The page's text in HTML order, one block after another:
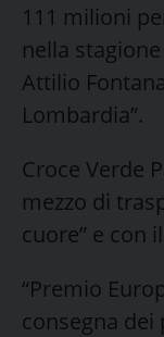
111 milioni
nella
Attilio
Lombardia”.
Croce Verde
mezzo di
cuore” e con
“Premio
consegna